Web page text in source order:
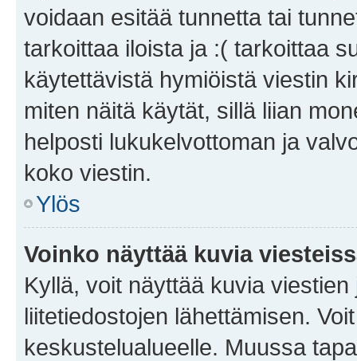
voidaan esitää tunnetta tai
tarkoittaa iloista ja :( tarkoittaa
käytettävistä hymiöistä viestin
miten näitä käytät, sillä liian
helposti lukukelvottoman ja
koko viestin.
Ylös
Voinko näyttää kuvia
Kyllä, voit näyttää kuvia
liitetiedostojen lähettämisen.
keskustelualueelle. Muussa